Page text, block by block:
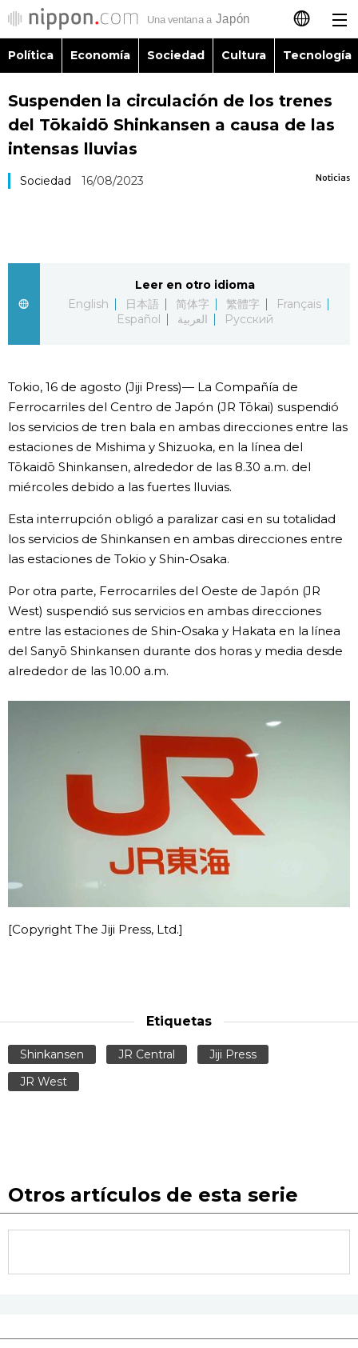
日本語
English
Русский
Política
Vida
Guía de Japón
Vídeos e imágenes
En profundidad
Más
Noticias
Datos de Japón
Fragmentos de Japón
Avisos
official SNS
Política Economía Sociedad Cultura Tecnología
Suspenden la circulación de los trenes
del Tōkaidō Shinkansen a causa de las
intensas lluvias
Noticias
Sociedad 16/08/2023
Leer en otro idioma
English
日本語 简体字 繁體字
Français
Español
العربية Русский
Tokio, 16 de agosto (Jiji Press)— La Compañía de
Ferrocarriles del Centro de Japón (JR Tōkai) suspendió
los servicios de tren bala en ambas direcciones entre las
estaciones de Mishima y Shizuoka, en la línea del
Tōkaidō Shinkansen, alrededor de las 8.30 a.m. del
miércoles debido a las fuertes lluvias.
Esta interrupción obligó a paralizar casi en su totalidad
los servicios de Shinkansen en ambas direcciones entre
las estaciones de Tokio y Shin-Osaka.
Por otra parte, Ferrocarriles del Oeste de Japón (JR
West) suspendió sus servicios en ambas direcciones
entre las estaciones de Shin-Osaka y Hakata en la línea
del Sanyō Shinkansen durante dos horas y media desde
alrededor de las 10.00 a.m.
[Copyright The Jiji Press, Ltd.]
Etiquetas
Shinkansen JR Central
Jiji Press
JR West
Otros artículos de esta serie